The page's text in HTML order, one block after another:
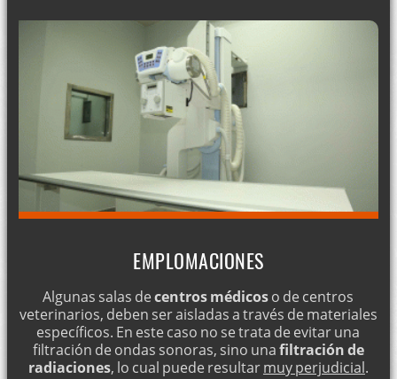
EMPLOMACIONES
Algunas salas decentros médicoso de centros
veterinarios, deben ser aisladas a través de materiales
específicos. En este caso no se trata de evitar una
filtración de ondas sonoras, sino unafiltración de
radiaciones, lo cual puede resultarmuy perjudicial.